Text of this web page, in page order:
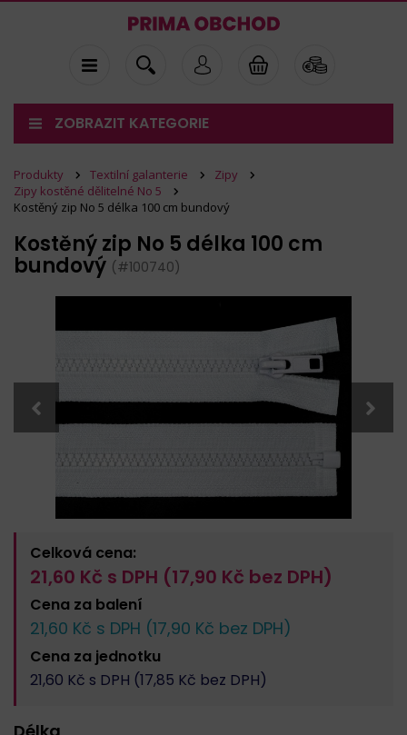
ZOBRAZIT KATEGORIE
Produkty Textilní galanterie
Zipy
Zipy kostěné dělitelné No 5
Kostěný zip No 5 délka 100 cm bundový
Kostěný zip No 5 délka 100 cm
bundový (#100740)
Celková cena:
21,60 Kč s DPH (17,90 Kč bez DPH)
Cena za balení
21,60 Kč s DPH (17,90 Kč bez DPH)
Cena za jednotku
21,60 Kč s DPH (17,85 Kč bez DPH)